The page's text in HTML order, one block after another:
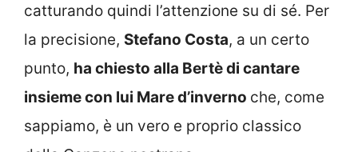
catturando quindi l’attenzione su di sé. Per
la precisione, Stefano Costa, a un certo
punto, ha chiesto alla Bertè di cantare
insieme con lui Mare d’inverno che, come
sappiamo, è un vero e proprio classico